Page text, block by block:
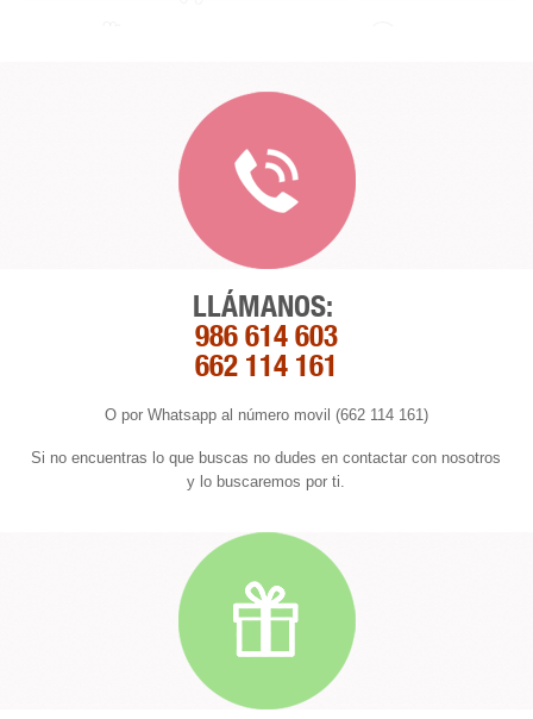
LLÁMANOS:
986 614 603
662 114 161
O por Whatsapp al número movil (662 114 161)
Si no encuentras lo que buscas no dudes en contactar con nosotros
y lo buscaremos por ti.